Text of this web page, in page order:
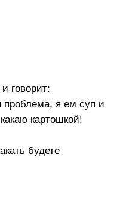
говорит:
я ем суп и
картошкой!
будете